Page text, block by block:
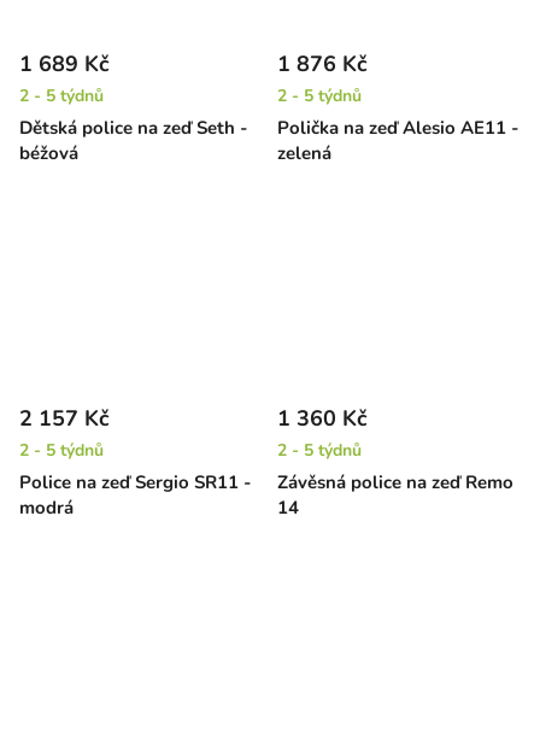
Dětská police na zeď Seth -
béžová
1 689 Kč
2 - 5 týdnů
Polička na zeď Alesio AE11 -
zelená
1 876 Kč
2 - 5 týdnů
Police na zeď Sergio SR11 -
modrá
2 157 Kč
2 - 5 týdnů
Závěsná police na zeď Remo
14
1 360 Kč
2 - 5 týdnů